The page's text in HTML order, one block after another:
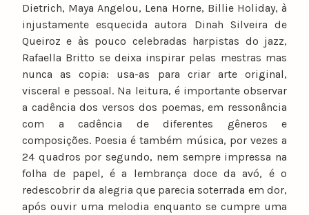
Dietrich, Maya Angelou, Lena Horne, Billie Holiday, à
injustamente esquecida autora Dinah Silveira de
Queiroz e às pouco celebradas harpistas do jazz,
Rafaella Britto se deixa inspirar pelas mestras mas
nunca as copia: usa-as para criar arte original,
visceral e pessoal. Na leitura, é importante observar
a cadência dos versos dos poemas, em ressonância
com a cadência de diferentes gêneros e
composições. Poesia é também música, por vezes a
24 quadros por segundo, nem sempre impressa na
folha de papel, é a lembrança doce da avó, é o
redescobrir da alegria que parecia soterrada em dor,
após ouvir uma melodia enquanto se cumpre uma